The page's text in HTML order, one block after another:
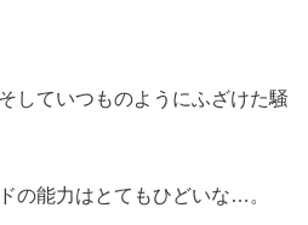
していつものようにふざけた騒
の能力はとてもひどいな…。